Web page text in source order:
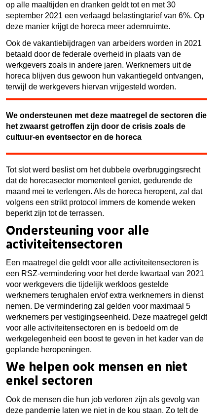
op alle maaltijden en dranken geldt tot en met 30
september 2021 een verlaagd belastingtarief van 6%. Op
deze manier krijgt de horeca meer ademruimte.
Ook de vakantiebijdragen van arbeiders worden in 2021
betaald door de federale overheid in plaats van de
werkgevers zoals in andere jaren. Werknemers uit de
horeca blijven dus gewoon hun vakantiegeld ontvangen,
terwijl de werkgevers hiervan vrijgesteld worden.
We ondersteunen met deze maatregel de sectoren die
het zwaarst getroffen zijn door de crisis zoals de
cultuur-en eventsector en de horeca
Tot slot werd beslist om het dubbele overbruggingsrecht
dat de horecasector momenteel geniet, gedurende de
maand mei te verlengen. Als de horeca heropent, zal dat
volgens een strikt protocol immers de komende weken
beperkt zijn tot de terrassen.
Ondersteuning voor alle
activiteitensectoren
Een maatregel die geldt voor alle activiteitensectoren is
een RSZ-vermindering voor het derde kwartaal van 2021
voor werkgevers die tijdelijk werkloos gestelde
werknemers terughalen en/of extra werknemers in dienst
nemen. De vermindering zal gelden voor maximaal 5
werknemers per vestigingseenheid. Deze maatregel geldt
voor alle activiteitensectoren en is bedoeld om de
werkgelegenheid een boost te geven in het kader van de
geplande heropeningen.
We helpen ook mensen en niet
enkel sectoren
Ook de mensen die hun job verloren zijn als gevolg van
deze pandemie laten we niet in de kou staan. Zo telt de